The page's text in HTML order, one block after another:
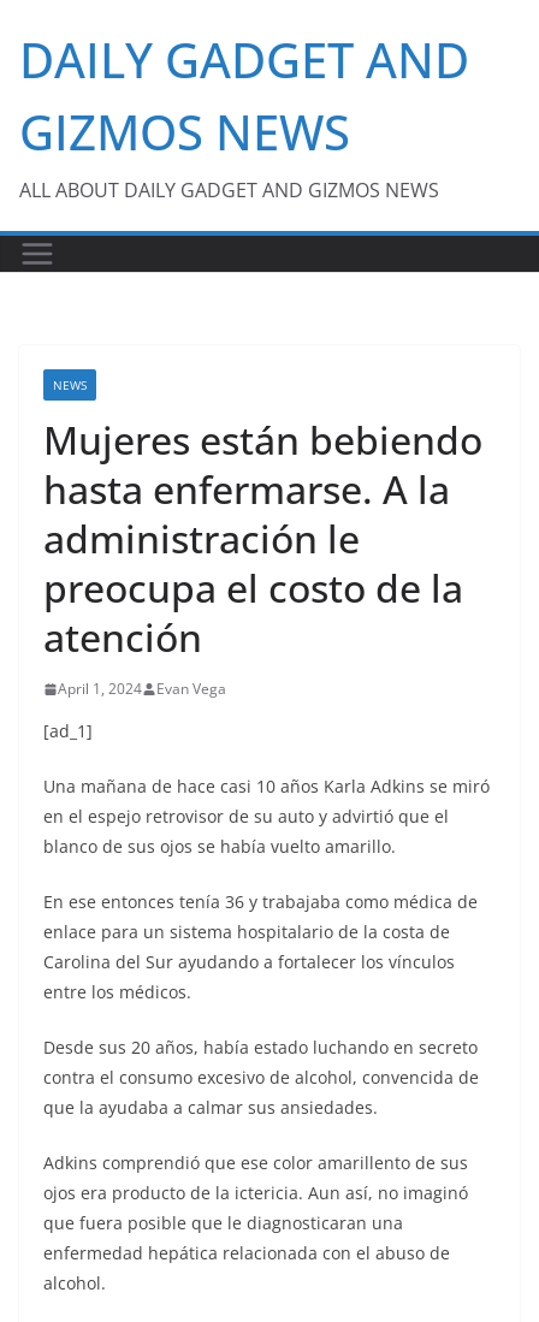
content
DAILY GADGET AND
GIZMOS NEWS
ALL ABOUT DAILY GADGET AND GIZMOS NEWS
NEWS
Mujeres están bebiendo
hasta enfermarse. A la
administración le
preocupa el costo de la
atención
April 1, 2024 Evan Vega
[ad_1]
Una mañana de hace casi 10 años Karla Adkins se miró
en el espejo retrovisor de su auto y advirtió que el
blanco de sus ojos se había vuelto amarillo.
En ese entonces tenía 36 y trabajaba como médica de
enlace para un sistema hospitalario de la costa de
Carolina del Sur ayudando a fortalecer los vínculos
entre los médicos.
Desde sus 20 años, había estado luchando en secreto
contra el consumo excesivo de alcohol, convencida de
que la ayudaba a calmar sus ansiedades.
Adkins comprendió que ese color amarillento de sus
ojos era producto de la ictericia. Aun así, no imaginó
que fuera posible que le diagnosticaran una
enfermedad hepática relacionada con el abuso de
alcohol.